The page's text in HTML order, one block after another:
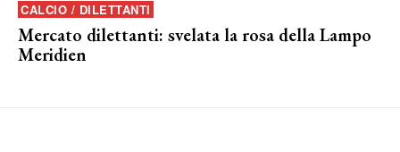
CALCIO / DILETTANTI
Mercato dilettanti: svelata la rosa della Lampo
Meridien